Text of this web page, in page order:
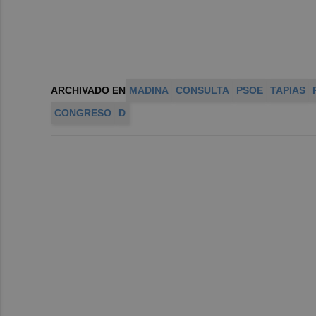
ARCHIVADO EN MADINA CONSULTA PSOE TAPIAS
CONGRESO
D